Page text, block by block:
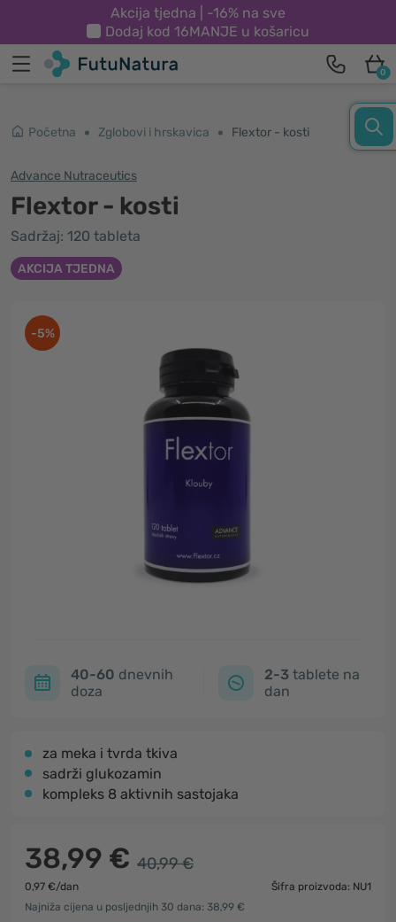
Akcija tjedna | -16% na sve
Dodaj kod 16MANJE u košaricu
0
Početna Zglobovi i hrskavica Flextor - kosti
Advance Nutraceutics
Flextor - kosti
Sadržaj: 120 tableta
AKCIJA TJEDNA
-5%
40-60 dnevnih
doza
2-3 tablete na
dan
za meka i tvrda tkiva
sadrži glukozamin
kompleks 8 aktivnih sastojaka
38,99 € 40,99 €
0,97 €/dan
Šifra proizvoda: NU1
Najniža cijena u posljednjih 30 dana: 38,99 €